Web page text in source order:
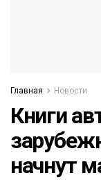
Главная Новости
Книги
начнут